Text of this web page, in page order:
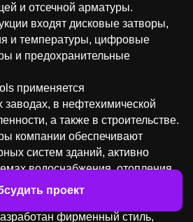
и отсечной арматуры.
входят дисковые затворы,
и температуры, цифровые
и предохранительные
применяется
заводах, в нефтехимической
а также в строительстве.
компании обеспечивают
систем зданий, активно
водоснабжения, отопления,
процессов
фирменный стиль,
проект